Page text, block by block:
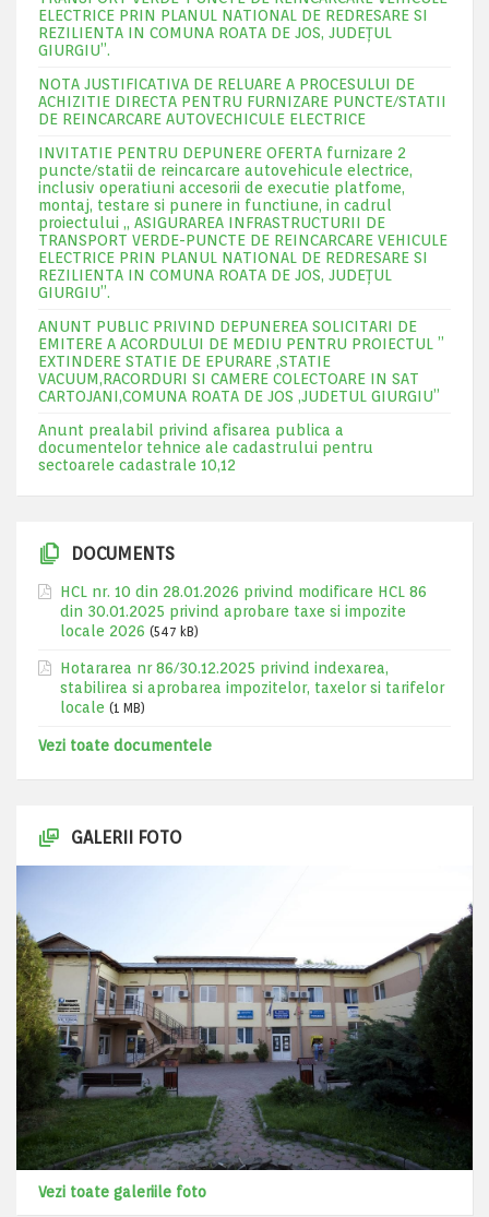
ELECTRICE PRIN PLANUL NATIONAL DE REDRESARE SI
REZILIENTA IN COMUNA ROATA DE JOS, JUDEŢUL
GIURGIU”.
NOTA JUSTIFICATIVA DE RELUARE A PROCESULUI DE
ACHIZITIE DIRECTA PENTRU FURNIZARE PUNCTE/STATII
DE REINCARCARE AUTOVECHICULE ELECTRICE
INVITATIE PENTRU DEPUNERE OFERTA furnizare 2
puncte/statii de reincarcare autovehicule electrice,
inclusiv operatiuni accesorii de executie platfome,
montaj, testare si punere in functiune, in cadrul
proiectului „ ASIGURAREA INFRASTRUCTURII DE
TRANSPORT VERDE-PUNCTE DE REINCARCARE VEHICULE
ELECTRICE PRIN PLANUL NATIONAL DE REDRESARE SI
REZILIENTA IN COMUNA ROATA DE JOS, JUDEŢUL
GIURGIU”.
ANUNT PUBLIC PRIVIND DEPUNEREA SOLICITARI DE
EMITERE A ACORDULUI DE MEDIU PENTRU PROIECTUL ”
EXTINDERE STATIE DE EPURARE ,STATIE
VACUUM,RACORDURI SI CAMERE COLECTOARE IN SAT
CARTOJANI,COMUNA ROATA DE JOS ,JUDETUL GIURGIU”
Anunt prealabil privind afisarea publica a
documentelor tehnice ale cadastrului pentru
sectoarele cadastrale 10,12
DOCUMENTS
HCL nr. 10 din 28.01.2026 privind modificare HCL 86
din 30.01.2025 privind aprobare taxe si impozite
locale 2026 (547 kB)
Hotararea nr 86/30.12.2025 privind indexarea,
stabilirea si aprobarea impozitelor, taxelor si tarifelor
locale (1 MB)
Vezi toate documentele
GALERII FOTO
Vezi toate galeriile foto